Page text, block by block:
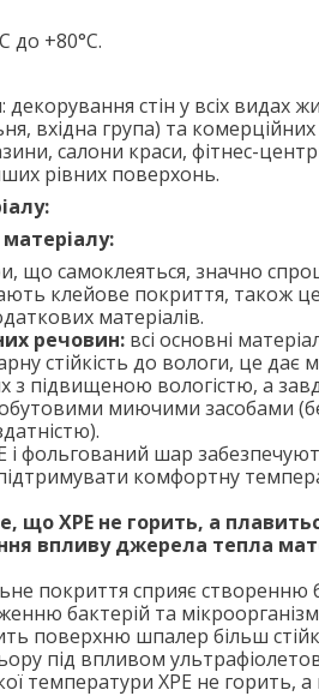
до +80°C.
стін у всіх видах
вхідна група) та
салони краси, фітнес-
рівних поверхонь.
матеріалу:
що самоклеяться, значно
клейове покриття, також
матеріалів.
речовин: всі основні
стійкість до вологи, це дає
з підвищеною вологістю, а
миючими засобами
і фольгований шар
комфортну
що ХРЕ не горить, а
впливу джерела тепла
покриття сприяє створенню
бактерій та
поверхню шпалер більш
під впливом
температури ХРЕ не горить, а